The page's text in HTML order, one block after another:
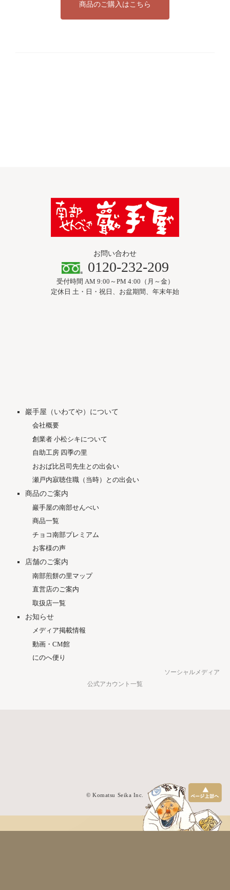
商品のご購入はこちら
お問い合わせ
0120-232-209
受付時間 AM 9:00～PM 4:00（月～金）
定休日 土・日・祝日、お盆期間、年末年始
おおば比呂司先生との出会い
瀬戸内寂聴住職（当時）との出会い
商品のご案内
巖手屋の南部せんべい
商品一覧
チョコ南部プレミアム
お客様の声
店舗のご案内
南部煎餅の里マップ
直営店のご案内
取扱店一覧
お知らせ
メディア掲載情報
動画・CM館
にのへ便り